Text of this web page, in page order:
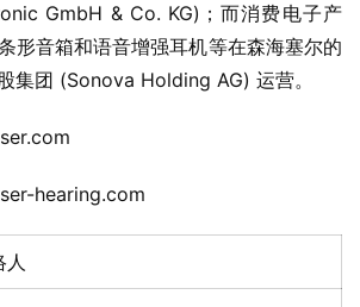
GmbH & Co. KG)；而消费电子产
形音箱和语音增强耳机等在森海塞尔的
集团 (Sonova Holding AG) 运营。
hearing.com
人